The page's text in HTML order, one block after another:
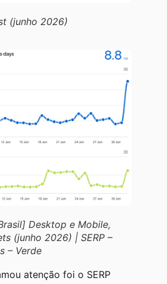
(junho 2026)
Desktop e Mobile,
(junho 2026) | SERP –
– Verde
atenção foi o SERP